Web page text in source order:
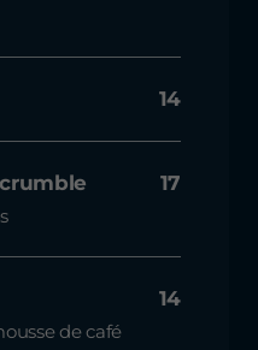
14
17
14
de café